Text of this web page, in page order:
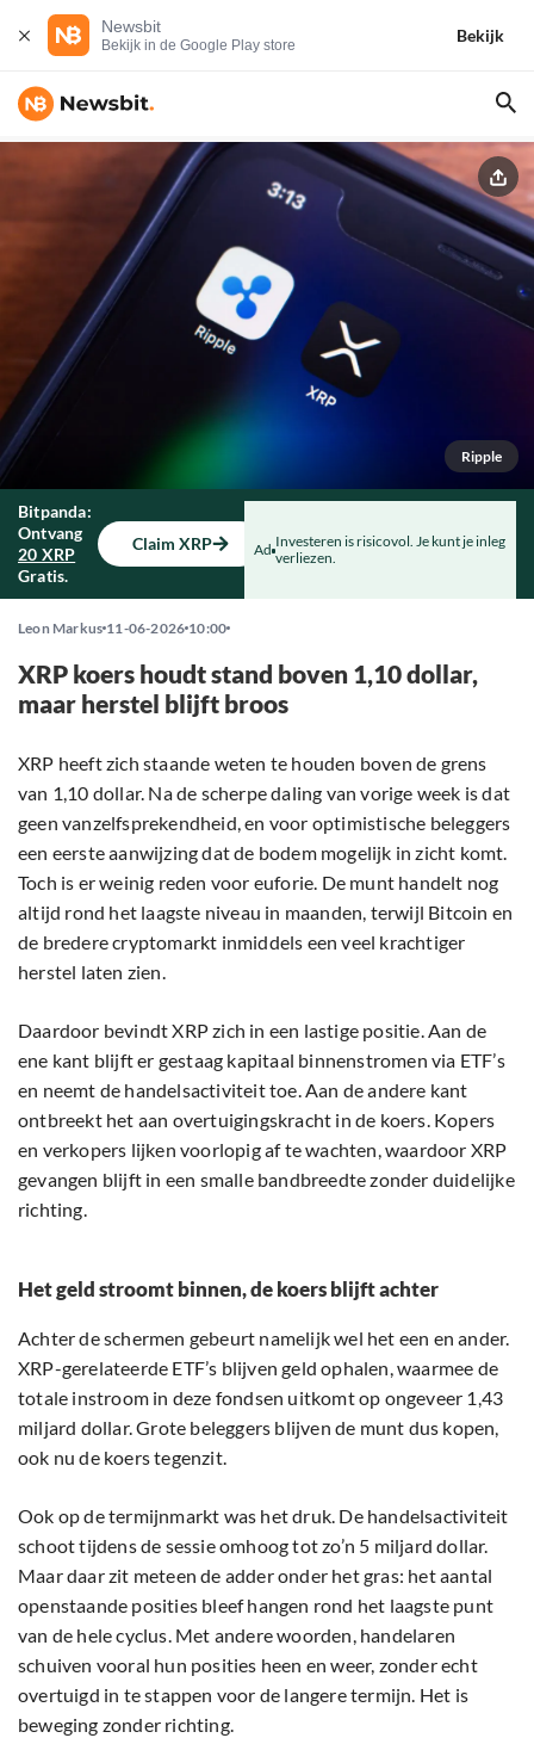
Newsbit
Bekijk in de Google Play store
Bekijk
Ripple
Bitpanda:
Ontvang
20 XRP
Gratis.
Claim XRP Ad Investeren is risicovol. Je kunt je inleg
verliezen.
Leon Markus 11-06-2026 10:00
XRP koers houdt stand boven 1,10 dollar,
maar herstel blijft broos
XRP heeft zich staande weten te houden boven de grens
van 1,10 dollar. Na de scherpe daling van vorige week is dat
geen vanzelfsprekendheid, en voor optimistische beleggers
een eerste aanwijzing dat de bodem mogelijk in zicht komt.
Toch is er weinig reden voor euforie. De munt handelt nog
altijd rond het laagste niveau in maanden, terwijl Bitcoin en
de bredere cryptomarkt inmiddels een veel krachtiger
herstel laten zien.
Daardoor bevindt XRP zich in een lastige positie. Aan de
ene kant blijft er gestaag kapitaal binnenstromen via ETF’s
en neemt de handelsactiviteit toe. Aan de andere kant
ontbreekt het aan overtuigingskracht in de koers. Kopers
en verkopers lijken voorlopig af te wachten, waardoor XRP
gevangen blijft in een smalle bandbreedte zonder duidelijke
richting.
Het geld stroomt binnen, de koers blijft achter
Achter de schermen gebeurt namelijk wel het een en ander.
XRP-gerelateerde ETF’s blijven geld ophalen, waarmee de
totale instroom in deze fondsen uitkomt op ongeveer 1,43
miljard dollar. Grote beleggers blijven de munt dus kopen,
ook nu de koers tegenzit.
Ook op de termijnmarkt was het druk. De handelsactiviteit
schoot tijdens de sessie omhoog tot zo’n 5 miljard dollar.
Maar daar zit meteen de adder onder het gras: het aantal
openstaande posities bleef hangen rond het laagste punt
van de hele cyclus. Met andere woorden, handelaren
schuiven vooral hun posities heen en weer, zonder echt
overtuigd in te stappen voor de langere termijn. Het is
beweging zonder richting.